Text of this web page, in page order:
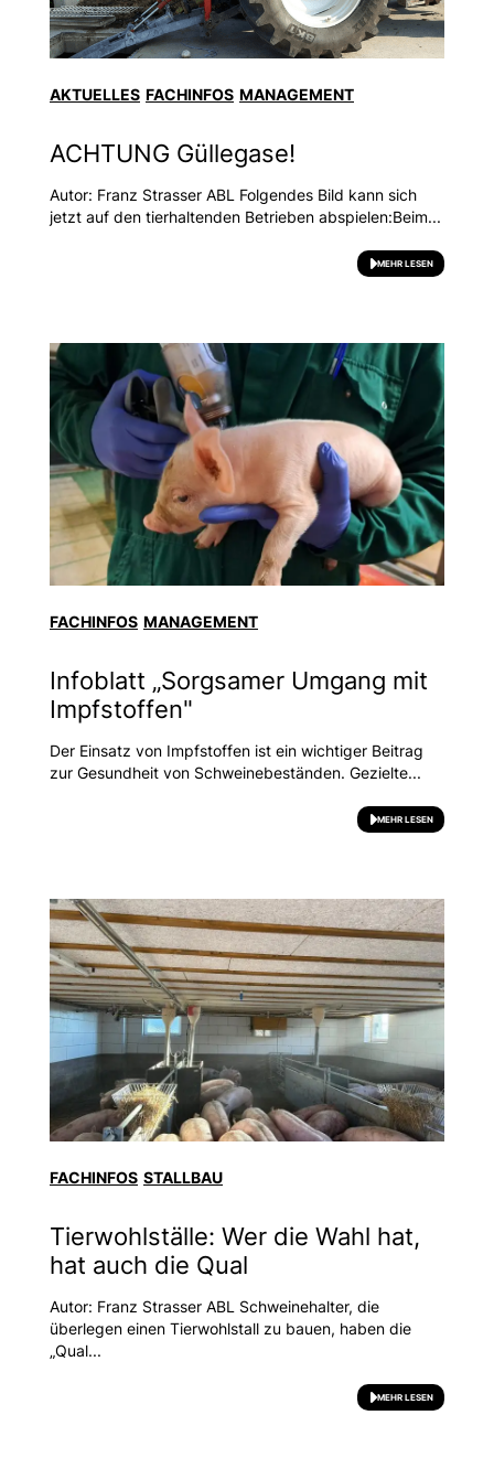
AKTUELLES FACHINFOS MANAGEMENT
ACHTUNG Güllegase!
Autor: Franz Strasser ABL Folgendes Bild kann sich
jetzt auf den tierhaltenden Betrieben abspielen:Beim...
MEHR LESEN
FACHINFOS MANAGEMENT
Infoblatt „Sorgsamer Umgang mit
Impfstoffen"
Der Einsatz von Impfstoffen ist ein wichtiger Beitrag
zur Gesundheit von Schweinebeständen. Gezielte...
MEHR LESEN
FACHINFOS STALLBAU
Tierwohlställe: Wer die Wahl hat,
hat auch die Qual
Autor: Franz Strasser ABL Schweinehalter, die
überlegen einen Tierwohlstall zu bauen, haben die
„Qual...
MEHR LESEN